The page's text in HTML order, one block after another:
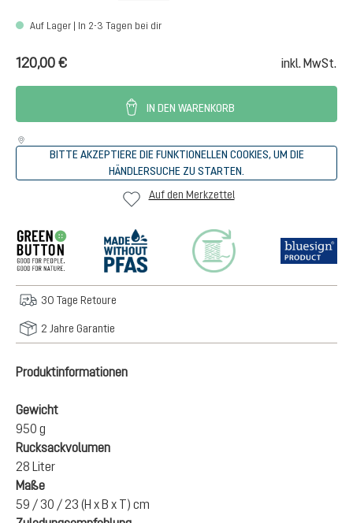
Auf Lager | In 2-3 Tagen bei dir
120,00 € inkl. MwSt.
IN DEN WARENKORB
BITTE AKZEPTIERE DIE FUNKTIONELLEN COOKIES, UM DIE
HÄNDLERSUCHE ZU STARTEN.
Auf den Merkzettel
30 Tage Retoure
2 Jahre Garantie
Produktinformationen
Gewicht
950 g
Rucksackvolumen
28 Liter
Maße
59 / 30 / 23 (H x B x T) cm